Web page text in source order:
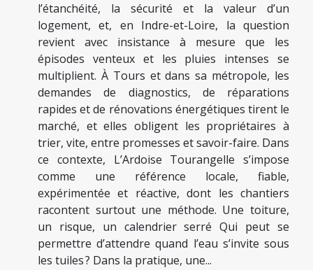
l’étanchéité, la sécurité et la valeur d’un
logement, et, en Indre-et-Loire, la question
revient avec insistance à mesure que les
épisodes venteux et les pluies intenses se
multiplient. À Tours et dans sa métropole, les
demandes de diagnostics, de réparations
rapides et de rénovations énergétiques tirent le
marché, et elles obligent les propriétaires à
trier, vite, entre promesses et savoir-faire. Dans
ce contexte, L’Ardoise Tourangelle s’impose
comme une référence locale, fiable,
expérimentée et réactive, dont les chantiers
racontent surtout une méthode. Une toiture,
un risque, un calendrier serré Qui peut se
permettre d’attendre quand l’eau s’invite sous
les tuiles ? Dans la pratique, une...